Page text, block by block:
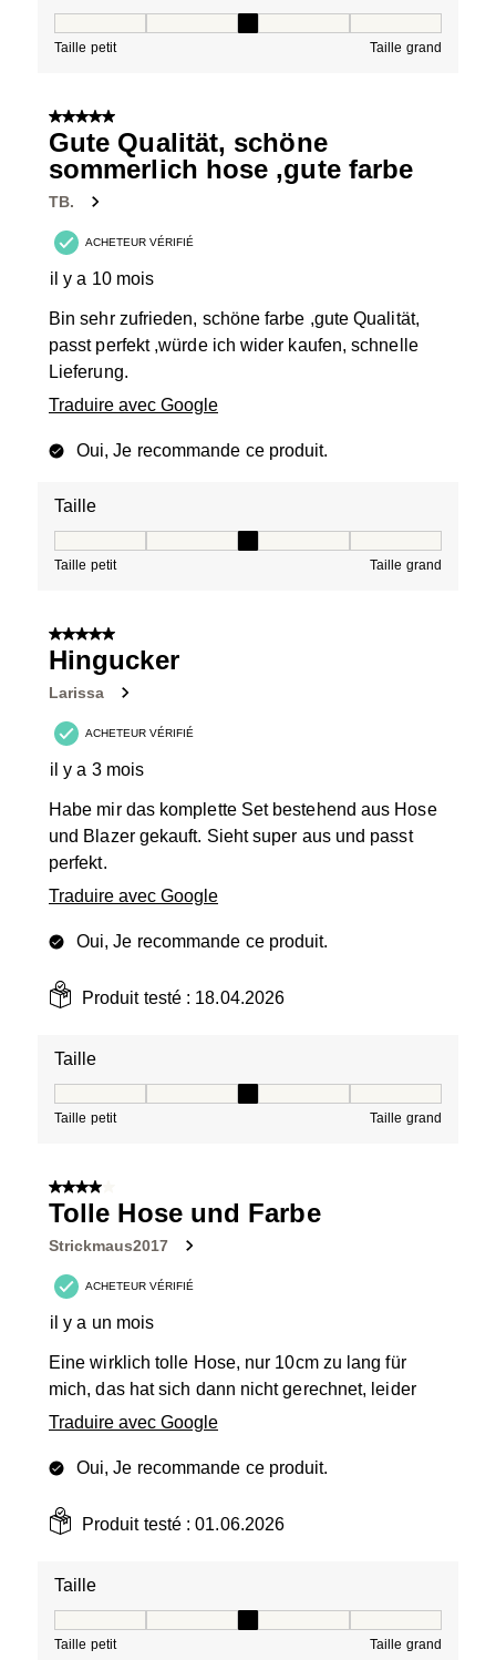
Taille petit Taille grand
5 sur 5 étoiles.
Gute Qualität, schöne
sommerlich hose ,gute farbe
TB.
ACHETEUR VÉRIFIÉ
il y a 10 mois
Bin sehr zufrieden, schöne farbe ,gute Qualität,
passt perfekt ,würde ich wider kaufen, schnelle
Lieferung.
Traduire avec Google
Oui, Je recommande ce produit.
Taille
Taille petit Taille grand
5 sur 5 étoiles.
Hingucker
Larissa
ACHETEUR VÉRIFIÉ
il y a 3 mois
Habe mir das komplette Set bestehend aus Hose
und Blazer gekauft. Sieht super aus und passt
perfekt.
Traduire avec Google
Oui, Je recommande ce produit.
Produit testé : 18.04.2026
Taille
Taille petit Taille grand
4 sur 5 étoiles.
Tolle Hose und Farbe
Strickmaus2017
ACHETEUR VÉRIFIÉ
il y a un mois
Eine wirklich tolle Hose, nur 10cm zu lang für
mich, das hat sich dann nicht gerechnet, leider
Traduire avec Google
Oui, Je recommande ce produit.
Produit testé :01.06.2026
Taille
Taille petit Taille grand